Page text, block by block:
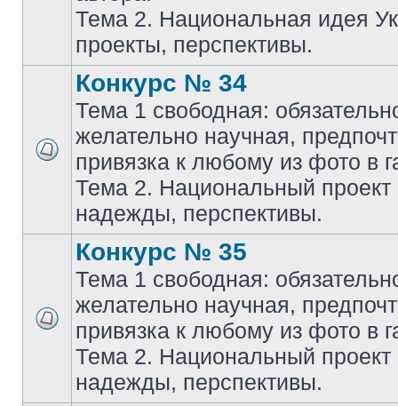
Тема 2. Национальная идея
проекты, перспективы.
Конкурс № 34
Тема 1 свободная:
желательно научная,
привязка к любому из фото в
Тема 2. Национальный
надежды, перспективы.
Конкурс № 35
Тема 1 свободная:
желательно научная,
привязка к любому из фото в
Тема 2. Национальный
надежды, перспективы.